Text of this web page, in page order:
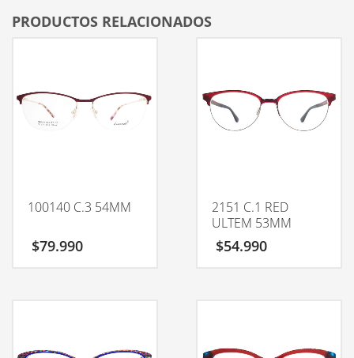
PRODUCTOS RELACIONADOS
100140 C.3 54MM
$79.990
2151 C.1 RED
ULTEM 53MM
$54.990